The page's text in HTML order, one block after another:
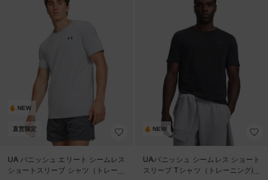
NEW
直営限定
UA バニッシュ エリート シームレス
ショートスリーブ シャツ（トレーニ
NEW
UAバニッシュ シームレス ショート
スリーブ Tシャツ（トレーニング/M